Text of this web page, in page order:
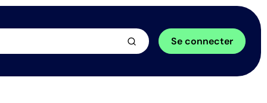
Se connecter
arrow_forward